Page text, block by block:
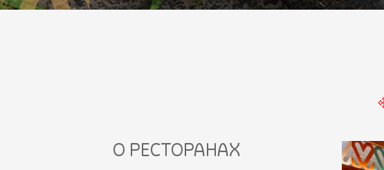
О РЕСТОРАНАХ